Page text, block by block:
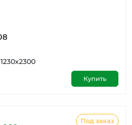
Купить
Под заказ